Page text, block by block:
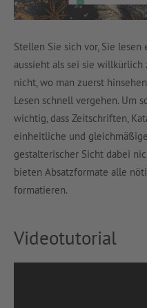
Stellen Sie sich vor, Sie
aussieht als sei sie
nicht, wo man zuerst
Lesen schnell vergehen. Um
wichtig, dass Zeitschriften,
einheitliche und
gestalterischer Sicht dabei
bieten Absatzformate alle
formatieren.
Videotutorial